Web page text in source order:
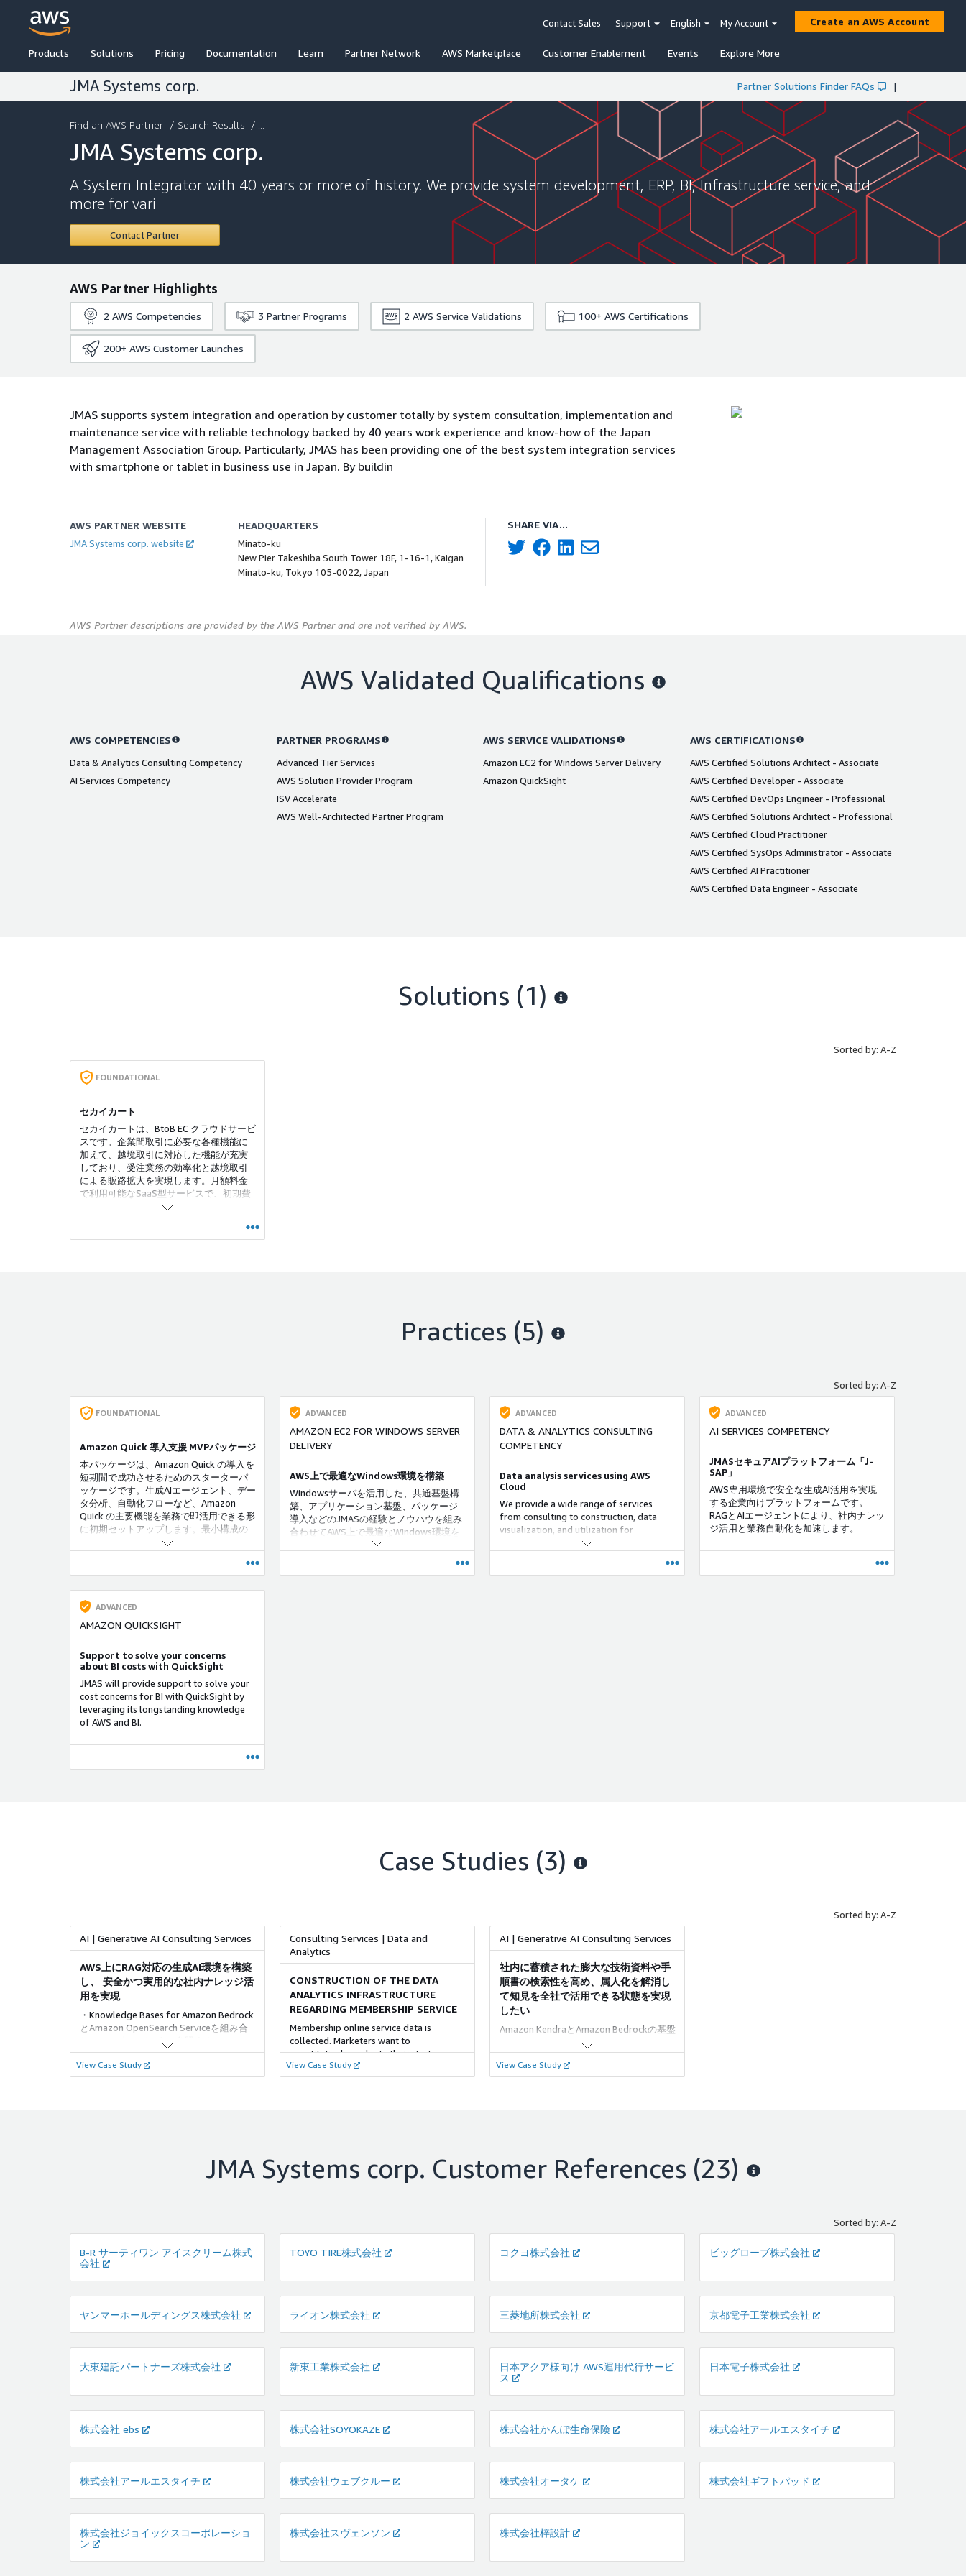
Products Solutions Pricing Documentation Learn Partner Network AWS Marketplace Customer Enablement Events Explore More
Contact Sales Support English My Account Create an AWS Account
JMA Systems corp. Partner Solutions Finder FAQs |
Find an AWS Partner / Search Results / ...
JMA Systems corp.
A System Integrator with 40 years or more of history. We provide system development, ERP, BI, Infrastructure service, and
more for vari
Contact Partner
AWS Partner Highlights
2 AWS Competencies 3 Partner Programs 2 AWS Service Validations 100+ AWS Certifications
200+ AWS Customer Launches
JMAS supports system integration and operation by customer totally by system consultation, implementation and
maintenance service with reliable technology backed by 40 years work experience and know-how of the Japan
Management Association Group. Particularly, JMAS has been providing one of the best system integration services
with smartphone or tablet in business use in Japan. By buildin
AWS PARTNER WEBSITE
JMA Systems corp. website
HEADQUARTERS
Minato-ku
New Pier Takeshiba South Tower 18F, 1-16-1, Kaigan
Minato-ku, Tokyo 105-0022, Japan
SHARE VIA...
AWS Partner descriptions are provided by the AWS Partner and are not verified by AWS.
AWS Validated Qualifications
AWS COMPETENCIES
Data & Analytics Consulting Competency
AI Services Competency
PARTNER PROGRAMS
Advanced Tier Services
AWS Solution Provider Program
ISV Accelerate
AWS Well-Architected Partner Program
AWS SERVICE VALIDATIONS
Amazon EC2 for Windows Server Delivery
Amazon QuickSight
AWS CERTIFICATIONS
AWS Certified Solutions Architect - Associate
AWS Certified Developer - Associate
AWS Certified DevOps Engineer - Professional
AWS Certified Solutions Architect - Professional
AWS Certified Cloud Practitioner
AWS Certified SysOps Administrator - Associate
AWS Certified AI Practitioner
AWS Certified Data Engineer - Associate
Solutions (1)
Sorted by: A-Z
FOUNDATIONAL
セカイカート
セカイカートは、BtoB EC クラウドサービ
スです。企業間取引に必要な各種機能に
加えて、越境取引に対応した機能が充実
しており、受注業務の効率化と越境取引
による販路拡大を実現します。月額料金
で利用可能なSaaS型サービスで、初期費
用とシステム運用費用を抑えてECビジネ
スをスタートできます。
Practices (5)
Sorted by: A-Z
FOUNDATIONAL
Amazon Quick 導入支援 MVPパッケージ
本パッケージは、Amazon Quick の導入を
短期間で成功させるためのスターターパ
ッケージです。生成AIエージェント、デー
タ分析、自動化フローなど、Amazon
Quick の主要機能を業務で即活用できる形
に初期セットアップします。最小構成の
MVPで導入効果を早期に実感でき、その
後の全社展開にもスムーズに移行可能で
ADVANCED
AMAZON EC2 FOR WINDOWS SERVER
DELIVERY
AWS上で最適なWindows環境を構築
Windowsサーバを活用した、共通基盤構
築、アプリケーション基盤、パッケージ
導入などのJMASの経験とノウハウを組み
合わせてAWS上で最適なWindows環境を
お客様のビジネススピードに合わせてス
ADVANCED
DATA & ANALYTICS CONSULTING
COMPETENCY
Data analysis services using AWS
Cloud
We provide a wide range of services
from consulting to construction, data
visualization, and utilization for
customers who are not making good
knowledge accumulated from our project
ADVANCED
AI SERVICES COMPETENCY
JMASセキュアAIプラットフォーム「J-
SAP」
AWS専用環境で安全な生成AI活用を実現
する企業向けプラットフォームです。
RAGとAIエージェントにより、社内ナレッ
ジ活用と業務自動化を加速します。
ADVANCED
AMAZON QUICKSIGHT
Support to solve your concerns
about BI costs with QuickSight
JMAS will provide support to solve your
cost concerns for BI with QuickSight by
leveraging its longstanding knowledge
of AWS and BI.
Case Studies (3)
Sorted by: A-Z
AI | Generative AI Consulting Services
AWS上にRAG対応の生成AI環境を構築
し、 安全かつ実用的な社内ナレッジ活
用を実現
・Knowledge Bases for Amazon Bedrock
とAmazon OpenSearch Serviceを組み合
テムを構築した ・RAGベースの生成AI環
境は、主に文章の要約や翻訳、定型文書
の作成補助といった用途で使われてお
View Case Study
Consulting Services | Data and
Analytics
CONSTRUCTION OF THE DATA
ANALYTICS INFRASTRUCTURE
REGARDING MEMBERSHIP SERVICE
Membership online service data is
collected. Marketers want to
quantitatively evaluate their strategies
and make next plan, to enhance
convenience for customers.
View Case Study
AI | Generative AI Consulting Services
社内に蓄積された膨大な技術資料や手
順書の検索性を高め、属人化を解消し
て知見を全社で活用できる状態を実現
したい
Amazon KendraとAmazon Bedrockの基盤
モデルを組み合わせたRAG型ナレッジ検
索システムを約3週間で構築 自然言語で問
い合わせできる仕組みを、既存の業務フ
ローを変えることなくエンジン事業・エ
View Case Study
JMA Systems corp. Customer References (23)
Sorted by: A-Z
B-R サーティワン アイスクリーム株式
会社
TOYO TIRE株式会社 コクヨ株式会社 ビッグローブ株式会社
ヤンマーホールディングス株式会社 ライオン株式会社 三菱地所株式会社 京都電子工業株式会社
大東建託パートナーズ株式会社 新東工業株式会社
日本アクア様向け AWS運用代行サービ
ス
日本電子株式会社
株式会社 ebs 株式会社SOYOKAZE 株式会社かんぽ生命保険 株式会社アールエスタイチ
株式会社アールエスタイチ 株式会社ウェブクルー 株式会社オータケ 株式会社ギフトパッド
株式会社ジョイックスコーポレーショ
ン
株式会社スヴェンソン 株式会社梓設計